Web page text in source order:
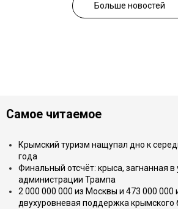
Больше новостей
Самое читаемое
Крымский туризм нащупал дно к
года
Финальный отсчёт: крыса, загнанная в
администрации Трампа
2 000 000 000 из Москвы и 473 000
двухуровневая поддержка крымского